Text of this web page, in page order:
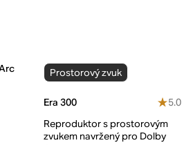
Prostorový zvuk
Era 300
5.0
Reproduktor s prostorovým
zvukem navržený pro Dolby